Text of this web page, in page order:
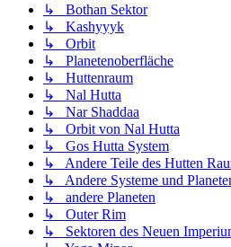
↳ Bothan Sektor
↳ Kashyyyk
↳ Orbit
↳ Planetenoberfläche
↳ Huttenraum
↳ Nal Hutta
↳ Nar Shaddaa
↳ Orbit von Nal Hutta
↳ Gos Hutta System
↳ Andere Teile des Hutten
↳ Andere Systeme und
↳ andere Planeten
↳ Outer Rim
↳ Sektoren des Neuen